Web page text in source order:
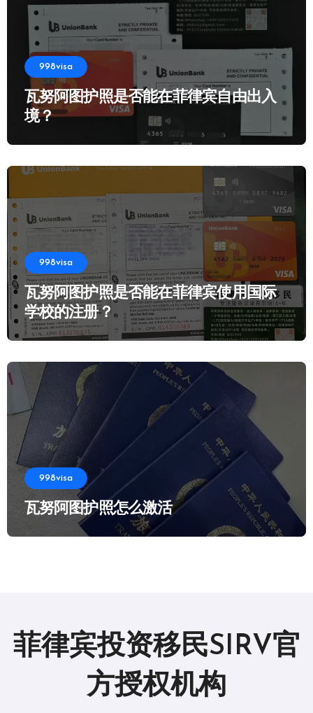
998visa
瓦努阿图护照是否能在菲律宾自由出入
境？
998visa
瓦努阿图护照是否能在菲律宾使用国际
学校的注册？
998visa
瓦努阿图护照怎么激活
菲律宾投资移民SIRV官
方授权机构